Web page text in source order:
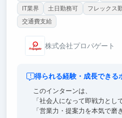
IT業界
土日勤務可 フレックス
交通費支給
株式会社プロパゲート
得られる経験・成長できる
このインターンは、
「社会人になって即戦力とし
「営業力・提案力を本気で磨